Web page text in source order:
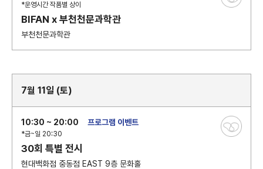
*운영시간 작품별 상이
BIFAN x 부천천문과학관
부천천문과학관
7월 11일 (토)
10:30 ~ 20:00
*금~일 20:30
프로그램 이벤트
30회 특별 전시
현대백화점 중동점 EAST 9층 문화홀